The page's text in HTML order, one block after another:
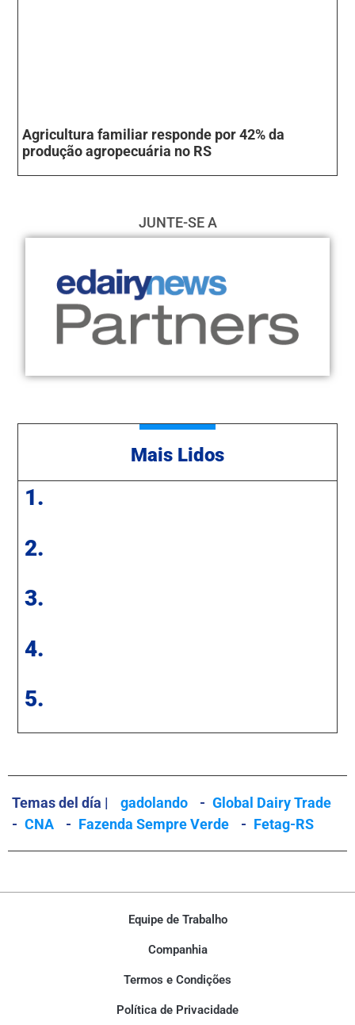
Agricultura familiar responde por 42% da
produção agropecuária no RS
JUNTE-SE A
Mais Lidos
1.
2.
3.
4.
5.
Temas del día | gadolando - Global Dairy Trade
- CNA - Fazenda Sempre Verde - Fetag-RS
Equipe de Trabalho
Companhia
Termos e Condições
Política de Privacidade